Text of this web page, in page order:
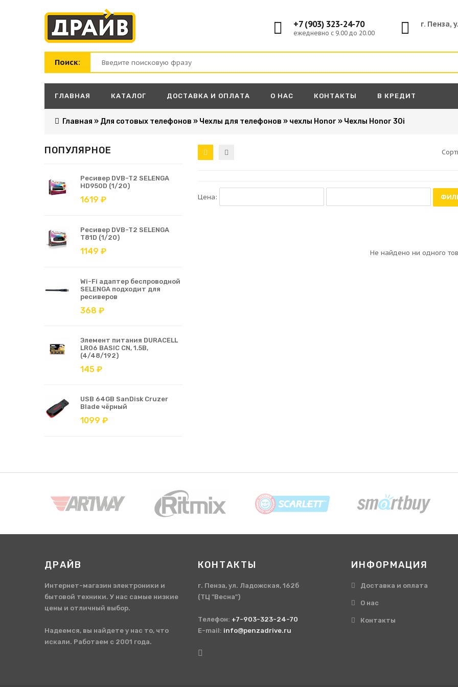
+7 (903) 323-24-70
ежедневно с 9.00 до 20.00
г. Пенза,
Поиск:
ГЛАВНАЯ КАТАЛОГ ДОСТАВКА И ОПЛАТА О НАС КОНТАКТЫ В КРЕДИТ
Главная » Для сотовых телефонов » Чехлы для телефонов » чехлы Honor » Чехлы Honor 30i
Цена:
Не найдено ни одного
ПОПУЛЯРНОЕ
Ресивер DVB-T2 SELENGA
HD950D (1/20)
1619 ₽
Ресивер DVB-T2 SELENGA
T81D (1/20)
1149 ₽
Wi-Fi адаптер беспроводной
SELENGA подходит для
ресиверов
368 ₽
Элемент питания DURACELL
LR06 BASIC CN, 1.5В,
(4/48/192)
145 ₽
USB 64GB SanDisk Cruzer
Blade чёрный
1099 ₽
ДРАЙВ
Интернет-магазин электроники и
бытовой техники. У нас самые низкие
цены и отличный выбор.
Надеемся, вы найдете у нас то, что
искали. Работаем с 2001 года.
КОНТАКТЫ
г. Пенза, ул. Ладожская, 162б
(ТЦ "Весна")
Телефон: +7-903-323-24-70
E-mail: info@penzadrive.ru
ИНФОРМАЦИЯ
Доставка и оплата
О нас
Контакты